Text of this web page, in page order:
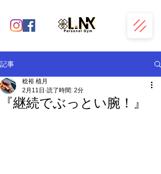
記事
『継続でぶっとい腕！』
稔裕 植月
2月11日 読了時間: 2分